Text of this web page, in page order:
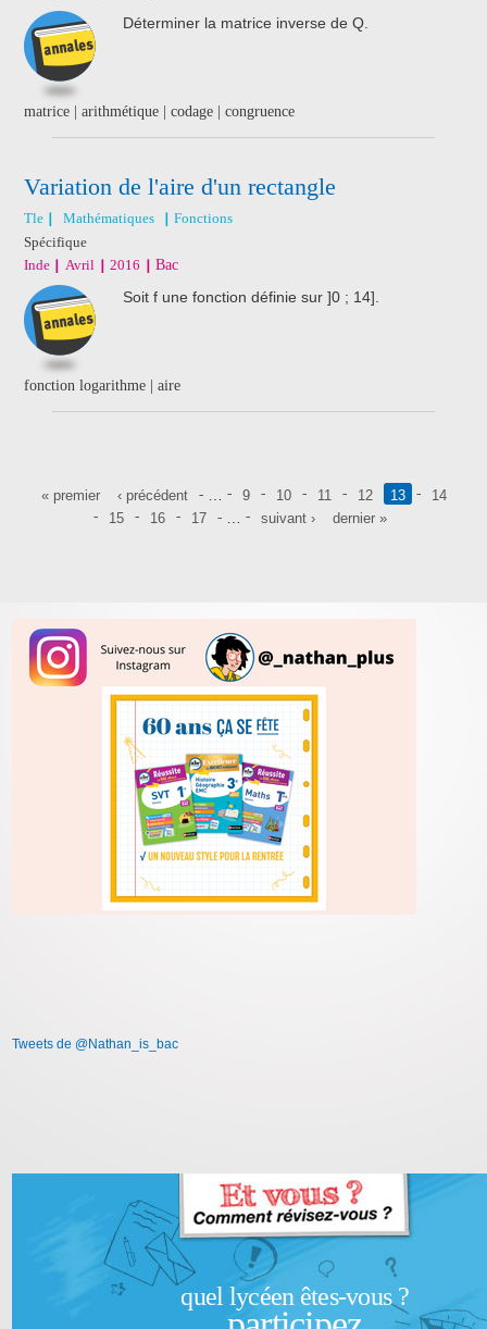
Déterminer la matrice inverse de Q.
matrice | arithmétique | codage | congruence
Variation de l'aire d'un rectangle
Tle Mathématiques
Fonctions
Spécifique
Inde
Avril 2016 Bac
Soit f une fonction définie sur ]0 ; 14].
fonction logarithme | aire
Pages
« premier ‹ précédent 9 10 11 12 13
14
15
16 17 suivant › dernier »
Tweets de @Nathan_is_bac
quel lycéen êtes-vous ?